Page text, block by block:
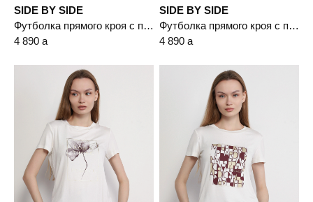
SIDE BY SIDE
Футболка прямого кроя с принтом
4 890 a
SIDE BY SIDE
Футболка прямого кроя с принтом
4 890 a